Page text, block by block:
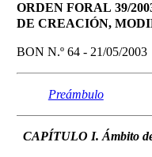
ORDEN FORAL 39/
DE CREACIÓN,
BON N.º 64 - 21/05/2003
Preámbulo
CAPÍTULO I. Ámbito